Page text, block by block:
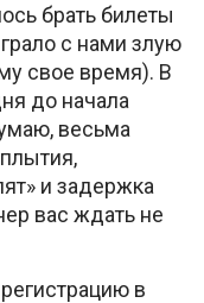
брать билеты
с нами злую
свое время). В
до начала
весьма
и задержка
вас ждать не
в